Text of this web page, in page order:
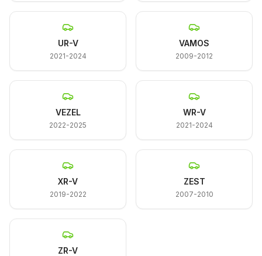
UR-V
2021-2024
VAMOS
2009-2012
VEZEL
2022-2025
WR-V
2021-2024
XR-V
2019-2022
ZEST
2007-2010
ZR-V